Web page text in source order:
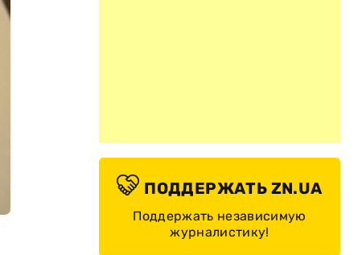
ПОДДЕРЖАТЬ ZN.UA
Поддержать независимую
журналистику!